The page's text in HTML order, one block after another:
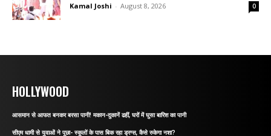
Kamal Joshi - August 8, 2026 0
HOLLYWOOD
आसमान से आफत बनकर बरसा पानी! मकान-दुकानें ढहीं, घरों में घुसा बारिश का पानी
सीएम धामी से युवाओं ने पूछा- स्कूलों के पास बिक रहा ड्रग्स, कैसे रुकेगा नशा?